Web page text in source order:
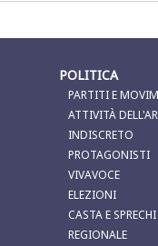
POLITICA
PARTITI E
ATTIVITÀ
INDISCRETO
PROTAGONISTI
VIVAVOCE
ELEZIONI
CASTA E SPRECHI
REGIONALE